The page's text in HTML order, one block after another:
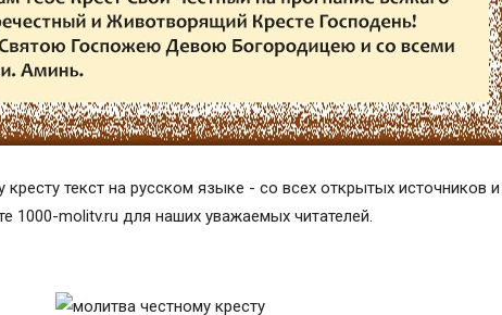
текст на русском языке - со всех открытых источников и
1000-molitv.ru для наших уважаемых читателей.